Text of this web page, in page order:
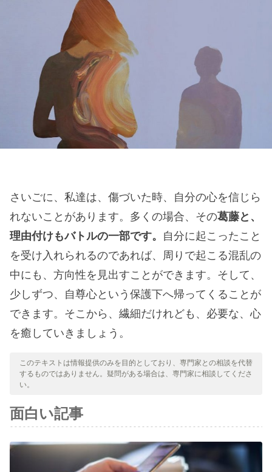
さいごに、私達は、傷づいた時、自分の心を信じら
れないことがあります。多くの場合、その葛藤と、
理由付けもバトルの一部です。 自分に起こったこと
を受け入れられるのであれば、周りで起こる混乱の
中にも、方向性を見出すことができます。そして、
少しずつ、自尊心という保護下へ帰ってくることが
できます。そこから、繊細だけれども、必要な、心
を癒していきましょう。
このテキストは情報提供のみを目的としており、専門家との相談を代替
するものではありません。疑問がある場合は、専門家に相談してくださ
い。
面白い記事